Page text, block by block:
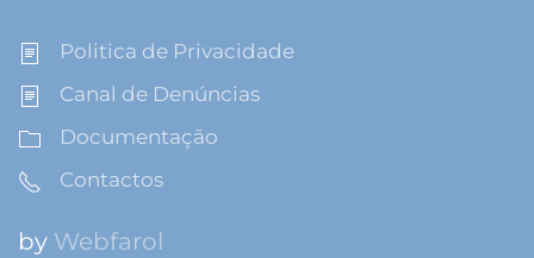
Politica de Privacidade
Canal de Denúncias
Documentação
Contactos
by Webfarol